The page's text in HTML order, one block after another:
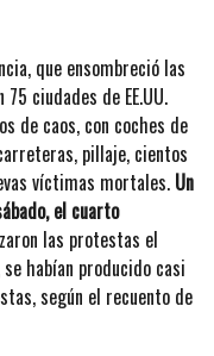
que ensombreció las
ciudades de EE.UU.
de caos, con coches de
pillaje, cientos
víctimas mortales. Un
el cuarto
las protestas el
habían producido casi
según el recuento de